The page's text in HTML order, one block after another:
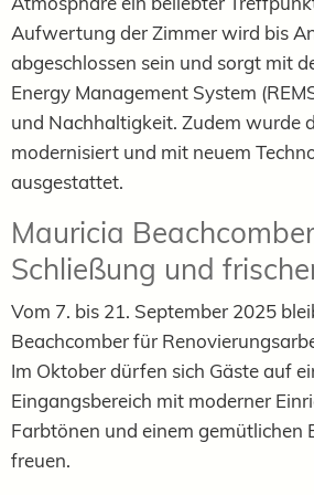
Aufwertung der Zimmer wird bis
abgeschlossen sein und sorgt mit
Energy Management System
und Nachhaltigkeit. Zudem wurde
modernisiert und mit neuem
ausgestattet.
Mauricia
Schließung und
Vom 7. bis 21. September 2025
Beachcomber für
Im Oktober dürfen sich Gäste auf
Eingangsbereich mit moderner
Farbtönen und einem gemütlichen
freuen.